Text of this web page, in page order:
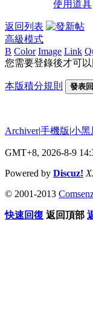
使用道具
返回列表
高級模式
B Color Image Link
您需要登錄後才可
本版積分規則 發表
Archiver|手機版|小黑
GMT+8, 2026-8-9
Powered by Discuz!
© 2001-2013
快速回復 返回頂部